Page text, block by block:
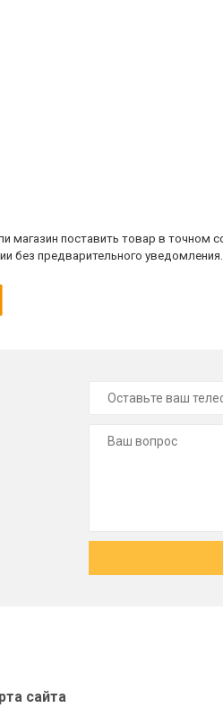
поставить товар в точном
без предварительного уведомления.
сайта